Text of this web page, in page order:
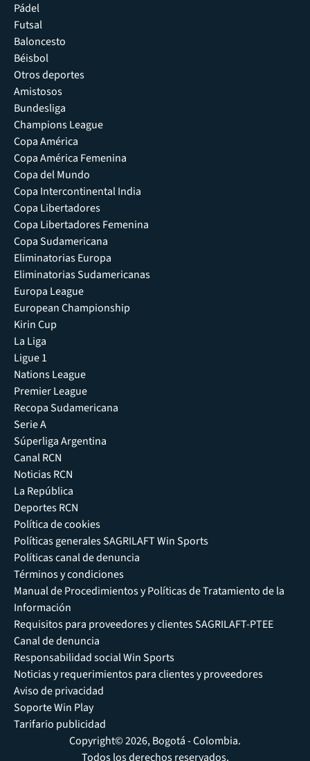
Pádel
Futsal
Baloncesto
Béisbol
Otros deportes
Amistosos
Bundesliga
Champions League
Copa América
Copa América Femenina
Copa del Mundo
Copa Intercontinental India
Copa Libertadores
Copa Libertadores Femenina
Copa Sudamericana
Eliminatorias Europa
Eliminatorias Sudamericanas
Europa League
European Championship
Kirin Cup
La Liga
Ligue 1
Nations League
Premier League
Recopa Sudamericana
Serie A
Súperliga Argentina
Canal RCN
Noticias RCN
La República
Deportes RCN
Política de cookies
Políticas generales SAGRILAFT Win Sports
Políticas canal de denuncia
Términos y condiciones
Manual de Procedimientos y Políticas de Tratamiento de la
Información
Requisitos para proveedores y clientes SAGRILAFT-PTEE
Canal de denuncia
Responsabilidad social Win Sports
Noticias y requerimientos para clientes y proveedores
Aviso de privacidad
Soporte Win Play
Tarifario publicidad
Copyright© 2026, Bogotá - Colombia.
Todos los derechos reservados.